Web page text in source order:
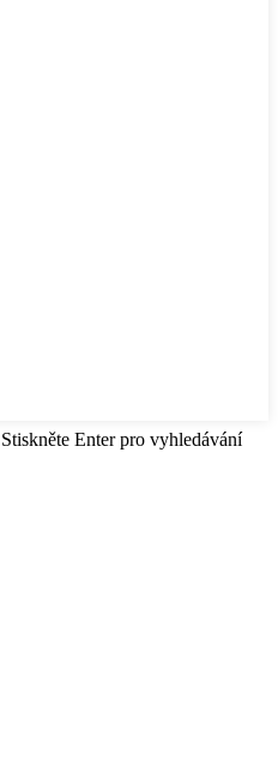
Stiskněte Enter pro vyhledávání